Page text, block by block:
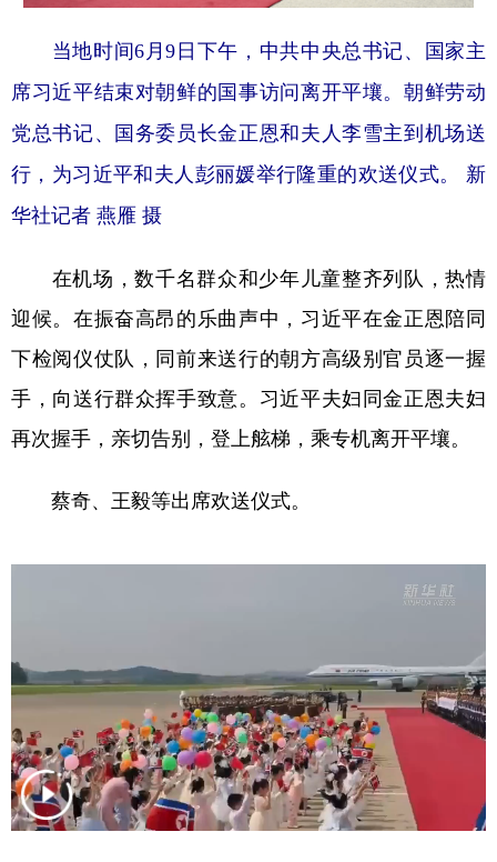
当地时间6月9日下午，中共中央总书记、国家主
席习近平结束对朝鲜的国事访问离开平壤。朝鲜劳动
党总书记、国务委员长金正恩和夫人李雪主到机场送
行，为习近平和夫人彭丽媛举行隆重的欢送仪式。 新
华社记者 燕雁 摄
在机场，数千名群众和少年儿童整齐列队，热情
迎候。在振奋高昂的乐曲声中，习近平在金正恩陪同
下检阅仪仗队，同前来送行的朝方高级别官员逐一握
手，向送行群众挥手致意。习近平夫妇同金正恩夫妇
再次握手，亲切告别，登上舷梯，乘专机离开平壤。
蔡奇、王毅等出席欢送仪式。